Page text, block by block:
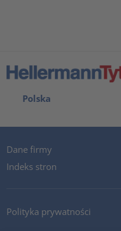
Polska
Dane firmy
Indeks stron
Polityka prywatności